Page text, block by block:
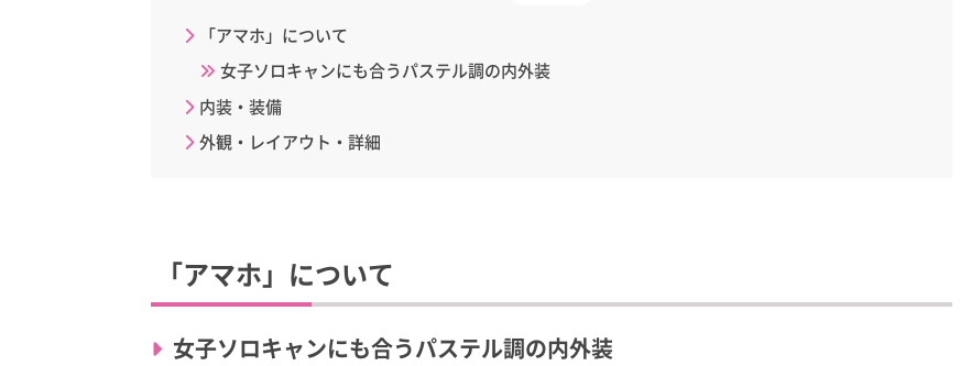
「アマホ」について
女子ソロキャンにも合うパステル調の内外装
内装・装備
外観・レイアウト・詳細
「アマホ」について
女子ソロキャンにも合うパステル調の内外装